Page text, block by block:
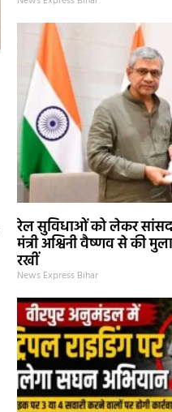
रेल सुविधाओं को लेकर सांसद
मंत्री अश्विनी वैष्णव से की
रखीं
News Express Bihar